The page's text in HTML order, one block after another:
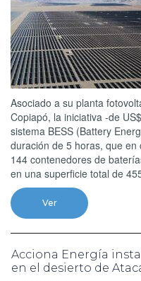
Asociado a su planta
Copiapó, la iniciativa -de
sistema BESS (Battery
duración de 5 horas, que
144 contenedores de
en una superficie total de
Ver
Acciona Energía
en el desierto de